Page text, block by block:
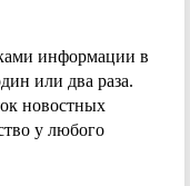
информации в
или два раза.
новостных
у любого